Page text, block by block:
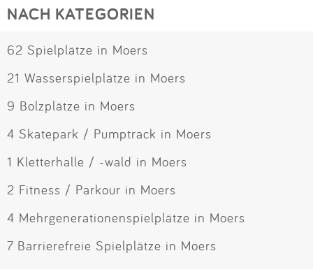
NACH KATEGORIEN
62 Spielplätze in Moers
21 Wasserspielplätze in Moers
9 Bolzplätze in Moers
4 Skatepark / Pumptrack in Moers
1 Kletterhalle / -wald in Moers
2 Fitness / Parkour in Moers
4 Mehrgenerationenspielplätze in Moers
7 Barrierefreie Spielplätze in Moers